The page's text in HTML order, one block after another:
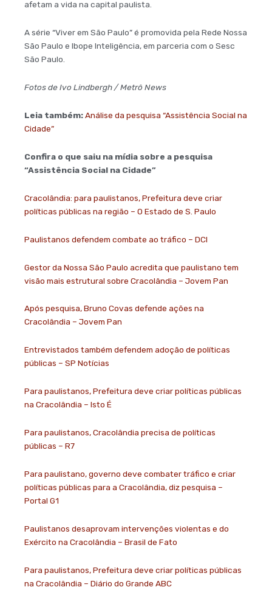
afetam a vida na capital paulista.
A série “Viver em São Paulo” é promovida pela Rede Nossa
São Paulo e Ibope Inteligência, em parceria com o Sesc
São Paulo.
Fotos de Ivo Lindbergh / Metrô News
Leia também:Análise da pesquisa “Assistência Social na
Cidade”
Confira o que saiu na mídia sobre a pesquisa
“Assistência Social na Cidade”
Cracolândia: para paulistanos, Prefeitura deve criar
políticas públicas na região – O Estado de S. Paulo
Paulistanos defendem combate ao tráfico – DCI
Gestor da Nossa São Paulo acredita que paulistano tem
visão mais estrutural sobre Cracolândia – Jovem Pan
Após pesquisa, Bruno Covas defende ações na
Cracolândia – Jovem Pan
Entrevistados também defendem adoção de políticas
públicas – SP Notícias
Para paulistanos, Prefeitura deve criar políticas públicas
na Cracolândia – Isto É
Para paulistanos, Cracolândia precisa de políticas
públicas – R7
Para paulistano, governo deve combater tráfico e criar
políticas públicas para a Cracolândia, diz pesquisa –
Portal G1
Paulistanos desaprovam intervenções violentas e do
Exército na Cracolândia – Brasil de Fato
Para paulistanos, Prefeitura deve criar políticas públicas
na Cracolândia – Diário do Grande ABC